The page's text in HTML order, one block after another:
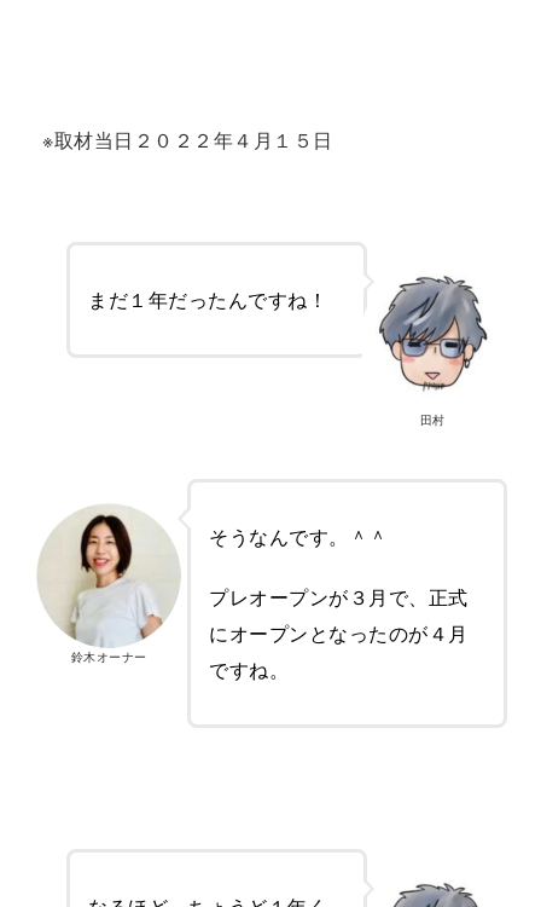
※取材当日２０２２年４月１５日
まだ１年だったんですね！
田村
そうなんです。＾＾
プレオープンが３月で、正式
にオープンとなったのが４月
ですね。
鈴木オーナー